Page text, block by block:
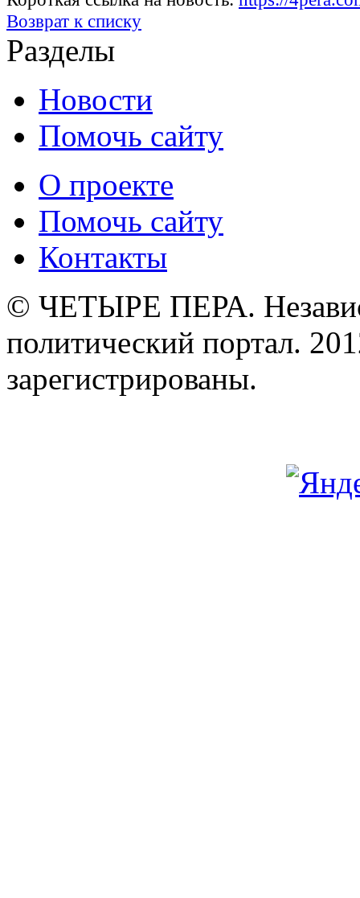
Возврат к списку
Разделы
Новости
Помочь сайту
О проекте
Помочь сайту
Контакты
© ЧЕТЫРЕ ПЕРА.
политический портал.
зарегистрированы.